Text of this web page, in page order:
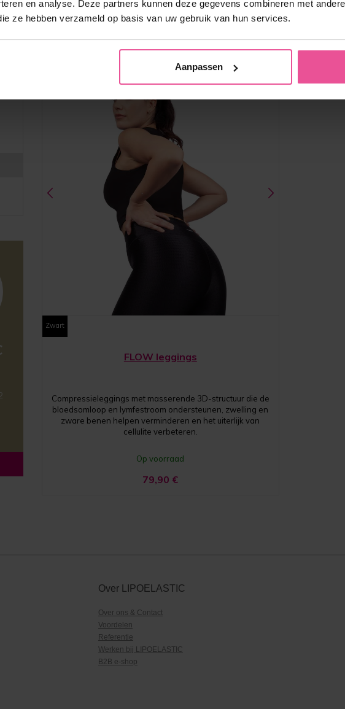
en analyse. Deze partners kunnen deze gegevens combineren met
ze hebben verzameld op basis van uw gebruik van hun services.
Aanpassen
Zwart
FLOW leggings
Compressieleggings met masserende 3D-structuur die de
bloedsomloop en lymfestroom ondersteunen, zwelling en
zware benen helpen verminderen en het uiterlijk van
cellulite verbeteren.
Op voorraad
79,90 €
Over LIPOELASTIC
Over ons & Contact
Voordelen
Referentie
Werken bij LIPOELASTIC
B2B e-shop